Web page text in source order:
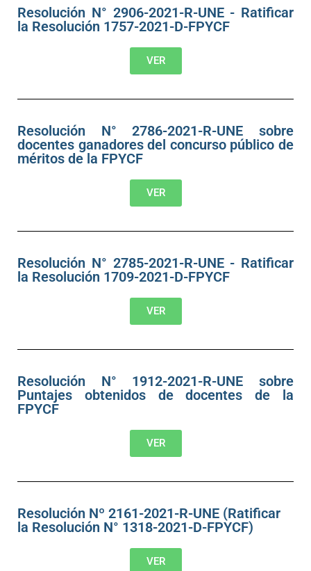
Resolución N° 2906-2021-R-UNE - Ratificar
la Resolución 1757-2021-D-FPYCF
VER
Resolución N° 2786-2021-R-UNE sobre
docentes ganadores del concurso público de
méritos de la FPYCF
VER
Resolución N° 2785-2021-R-UNE - Ratificar
la Resolución 1709-2021-D-FPYCF
VER
Resolución N° 1912-2021-R-UNE sobre
Puntajes obtenidos de docentes de la
FPYCF
VER
Resolución Nº 2161-2021-R-UNE (Ratificar
la Resolución N° 1318-2021-D-FPYCF)
VER